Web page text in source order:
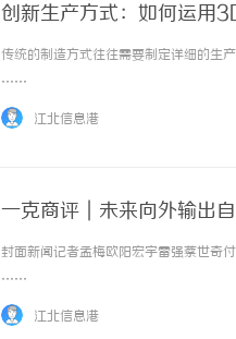
创新生产方式：如何运用
传统的制造方式往往需要制定详细的生
……
江北信息港
一克商评｜未来向外输出
封面新闻记者孟梅欧阳宏宇雷强蔡世奇
……
江北信息港